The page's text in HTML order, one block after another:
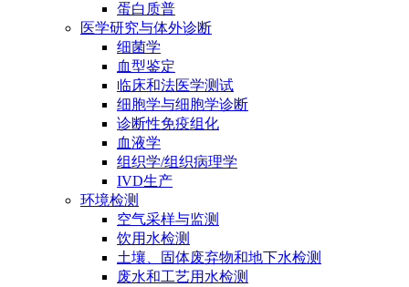
蛋白质普
医学研究与体外诊断
细菌学
血型鉴定
临床和法医学测试
细胞学与细胞学诊断
诊断性免疫组化
血液学
组织学/组织病理学
IVD生产
环境检测
空气采样与监测
饮用水检测
土壤、固体废弃物和地下水检测
废水和工艺用水检测